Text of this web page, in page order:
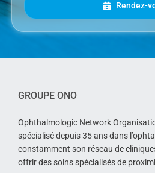
Rendez-
GROUPE ONO
Ophthalmologic Network
spécialisé depuis 35 ans dans
constamment son réseau de
offrir des soins spécialisés de